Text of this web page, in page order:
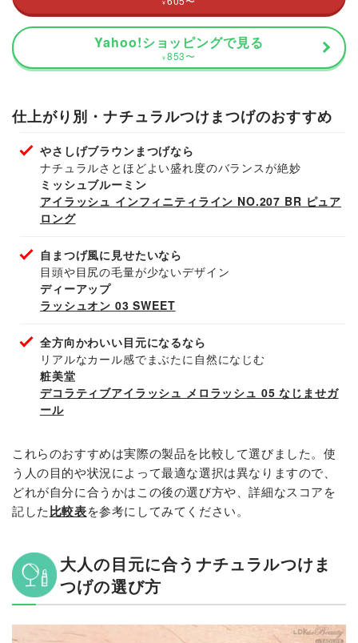
¥
Yahoo!ショッピングで見る
¥ 853〜
仕上がり別・ナチュラルつけまつげのおすすめ
やさしげブラウンまつげなら
ナチュラルさとほどよい盛れ度のバランスが絶妙
ミッシュブルーミン
アイラッシュ インフィニティライン NO.207 BR ピュア
ロング
自まつげ風に見せたいなら
目頭や目尻の毛量が少ないデザイン
ディーアップ
ラッシュオン 03 SWEET
全方向かわいい目元になるなら
リアルなカール感でまぶたに自然になじむ
粧美堂
デコラティブアイラッシュ メロラッシュ 05 なじませガ
ール
これらのおすすめは実際の製品を比較して選びました。使
う人の目的や状況によって最適な選択は異なりますので、
どれが自分に合うかはこの後の選び方や、詳細なスコアを
記した比較表を参考にしてみてください。
大人の目元に合うナチュラルつけま
つげの選び方